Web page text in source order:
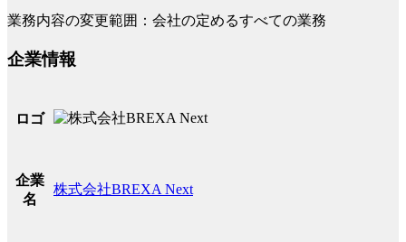
業務内容の変更範囲：会社の定めるすべての業務
企業情報
ロゴ
企業
名
株式会社BREXA Next